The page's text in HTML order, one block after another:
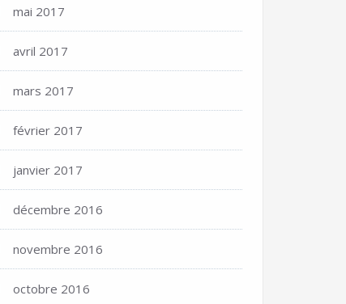
mai 2017
avril 2017
mars 2017
février 2017
janvier 2017
décembre 2016
novembre 2016
octobre 2016